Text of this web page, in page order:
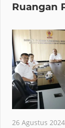
Ruangan
26 Agustus 2024